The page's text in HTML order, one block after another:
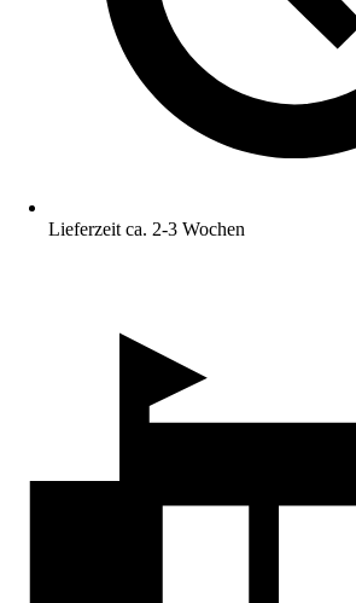
Lieferzeit ca. 2-3 Wochen